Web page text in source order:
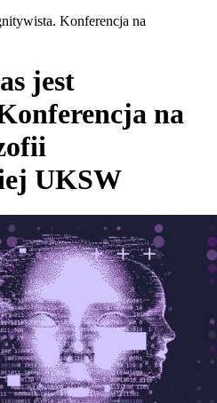
Konferencja na
jest
na
UKSW